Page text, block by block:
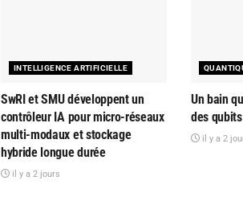
INTELLIGENCE ARTIFICIELLE
SwRI et SMU développent un
contrôleur IA pour micro-réseaux
multi-modaux et stockage
hybride longue durée
il y a 2 jours
Un bain
des
il y a 2